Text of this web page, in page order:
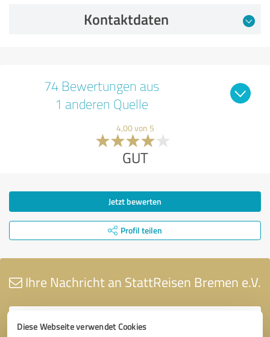
Diese Webseite verwendet Cookies
Kontaktdaten
74 Bewertungen aus
1 anderen Quelle
4,00 von 5
GUT
Jetzt bewerten
Profil teilen
Ihre Nachricht an StattReisen Bremen e.V.